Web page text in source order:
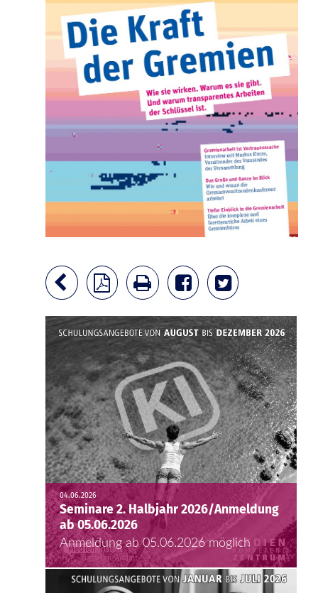
04.06.2026
Seminare 2. Halbjahr 2026/Anmeldung
ab 05.06.2026
Anmeldung ab 05.06.2026 möglich